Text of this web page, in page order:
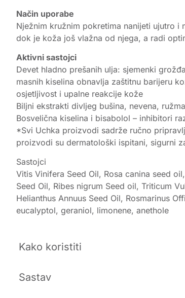
Način uporabe
Nježnim kružnim pokretima nanijeti ujutro i
dok je koža još vlažna od njega, a radi
Aktivni sastojci
Devet hladno prešanih ulja: sjemenki
masnih kiselina obnavlja zaštitnu barijeru
osjetljivost i upalne reakcije kože
Biljni ekstrakti divljeg bušina, nevena,
Bosvelična kiselina i bisabolol – inhibitori
*Svi Uchka proizvodi sadrže ručno
proizvodi su dermatološki ispitani, sigurni
Sastojci
Vitis Vinifera Seed Oil, Rosa canina seed
Seed Oil, Ribes nigrum Seed oil, Triticum
Helianthus Annuus Seed Oil, Rosmarinus
eucalyptol, geraniol, limonene, anethole
Kako koristiti
Sastav